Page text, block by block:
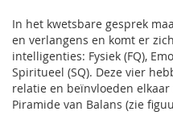
In het kwetsbare gesprek
en verlangens en komt er
intelligenties: Fysiek (FQ),
Spiritueel (SQ). Deze vier
relatie en beïnvloeden
Piramide van Balans (zie